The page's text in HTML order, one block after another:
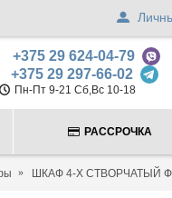
+375 29 624-04-79
+375 29 297-66-02
Пн-Пт 9-21 Сб,Вс 10-18
РАССРОЧКА
ШКАФ 4-X CТВОРЧАТЫЙ